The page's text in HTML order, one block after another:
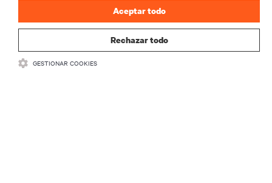
REGISTRARSE
Rechazar todo
Aceptar todo
GESTIONAR COOKIES